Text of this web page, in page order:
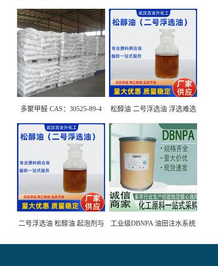
多聚甲醛 CAS：30525-89-4
松醇油 二号浮选油 浮选难选
石墨矿
二号浮选油 松醇油 起泡剂与
工业级DBNPA 油田注水系统